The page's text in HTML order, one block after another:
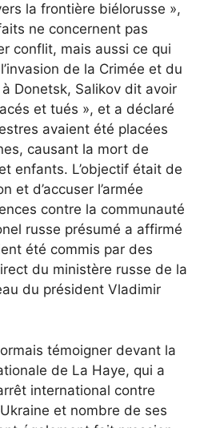
la frontière biélorusse »,
ne concernent pas
conflit, mais aussi ce qui
de la Crimée et du
Donetsk, Salikov dit avoir
et tués », et a déclaré
avaient été placées
causant la mort de
enfants. L’objectif était de
et d’accuser l’armée
contre la communauté
russe présumé a affirmé
été commis par des
du ministère russe de la
du président Vladimir
témoigner devant la
de La Haye, qui a
international contre
et nombre de ses